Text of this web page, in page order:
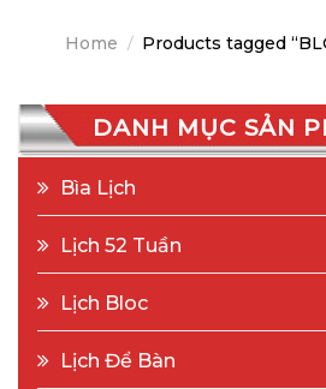
Home / Products tagged
DANH MỤC SẢN
Bìa Lịch
Lịch 52 Tuần
Lịch Bloc
Lịch Để Bàn